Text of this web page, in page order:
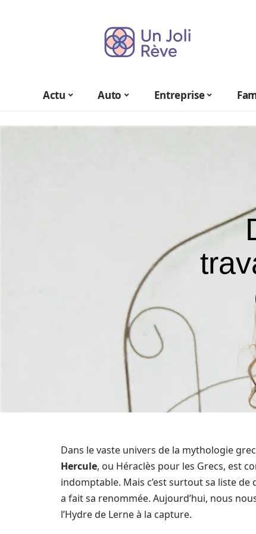
Actu Auto Entreprise
Dans le vaste univers de la mythologie
Hercule, ou Héraclès pour les Grecs, est
indomptable. Mais c’est surtout sa liste
a fait sa renommée. Aujourd’hui, nous
l’Hydre de Lerne à la capture.